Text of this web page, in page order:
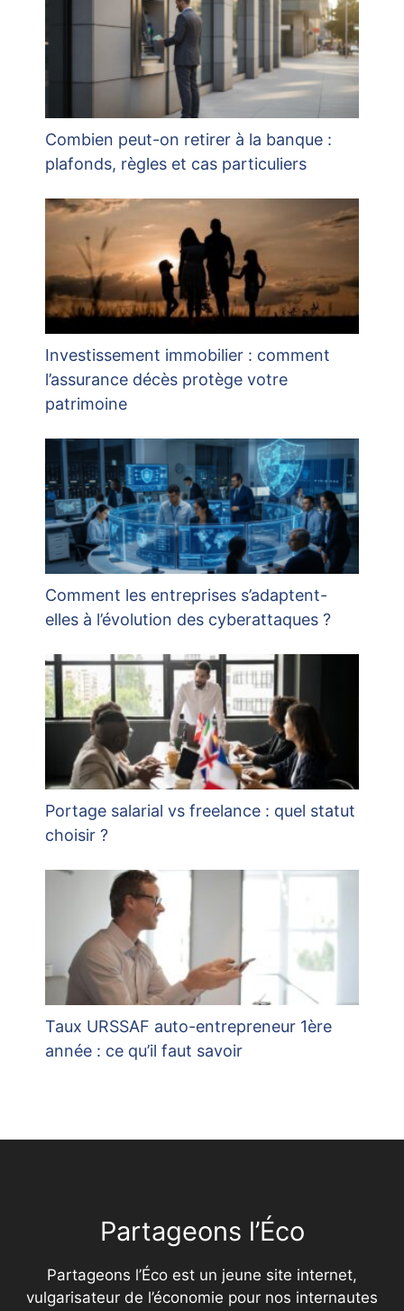
Combien peut-on retirer à la banque :
plafonds, règles et cas particuliers
Investissement immobilier : comment
l’assurance décès protège votre
patrimoine
Comment les entreprises s’adaptent-
elles à l’évolution des cyberattaques ?
Portage salarial vs freelance : quel statut
choisir ?
Taux URSSAF auto-entrepreneur 1ère
année : ce qu’il faut savoir
Partageons l’Éco
Partageons l’Éco est un jeune site internet,
vulgarisateur de l’économie pour nos internautes